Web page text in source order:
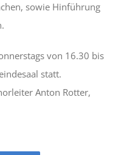
sowie Hinführung
von 16.30 bis
statt.
Anton Rotter,